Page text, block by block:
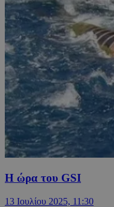
Η ώρα του GSI
13 Ιουλίου 2025, 11:30